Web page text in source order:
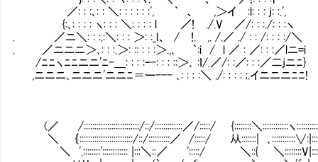
／: : :､: : ＼: : : : : :', ｀ 、 ,＞イ :l: : : j: :.',
{:､: : : : ヽ: : : ＼: : : : l ／! ./.V ／/: : :./: : :ヽ
. ／ニ＼: : :.:＼: : : ＞: :_l、 / !. ,. /.／ ./ : : /: : : :/＼
. ／ニニニ＞､: : :.＞: :: : : :＞.,､ ｀:i / l ／ : ／: : :／lニ=i
/ﾆﾆヽﾆﾆニニ'ﾆ-＿: : : :ｰ-: : : ::＞､ :ｌ/.／/: :／: : :／二jニﾆ}
,ニニニ､ニニニ'ニニﾆ＝ー--- ､: : : :＼ ./: : : : ;.イニニニﾆﾆ!
(／ /::::::::::::::::::::::::::/::/:::::::::::::／/:::::/ {::::::::＼::::::::::::ヽ
＼ ｛:::::::::::::::::::::::::/::/::::::::::／ /:::::/ 从:::::::| ､
＼ '.::::::::':::::::::::: |:::＼::／ ':::::/ ＼::{ ＼